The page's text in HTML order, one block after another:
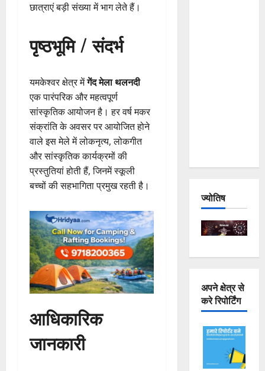
छात्राएं बड़ी संख्या में भाग लेते हैं।
पृष्ठभूमि / संदर्भ
यमकेश्वर क्षेत्र मेंगेंद मेला थलनदी
एक पारंपरिक और महत्वपूर्ण
सांस्कृतिक आयोजन है। हर वर्ष मकर
संक्रांति के अवसर पर आयोजित होने
वाले इस मेले में लोकनृत्य, लोकगीत
और सांस्कृतिक कार्यक्रमों की
प्रस्तुतियां होती हैं, जिनमें स्कूली
बच्चों की सहभागिता प्रमुख रहती है।
आधिकारिक
जानकारी
ज्योतिष
अपने क्षेत्र से
करे रिपोर्टिंग